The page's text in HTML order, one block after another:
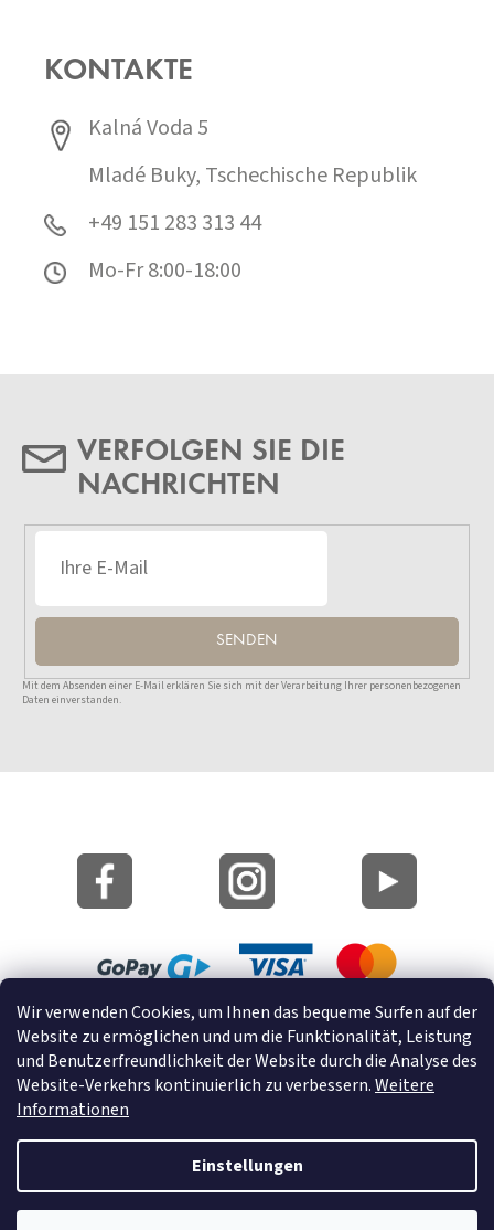
Wir verwenden Cookies, um Ihnen das bequeme Surfen auf der
Website zu ermöglichen und um die Funktionalität, Leistung
und Benutzerfreundlichkeit der Website durch die Analyse des
Website-Verkehrs kontinuierlich zu verbessern.Weitere
Informationen
Einstellungen
KONTAKTE
Kalná Voda 5
Mladé Buky, Tschechische Republik
+49 151 283 313 44
Mo-Fr 8:00-18:00
VERFOLGEN SIE DIE
NACHRICHTEN
SENDEN
Mit dem Absenden einer E-Mail erklären Sie sich mit der Verarbeitung Ihrer personenbezogenen
Daten einverstanden.
Lageplan
Cookies
Erstellt von Shoptet